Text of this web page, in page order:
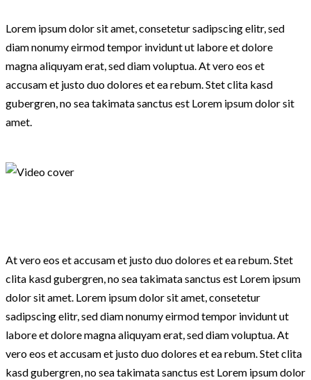
Lorem ipsum dolor sit amet, consetetur sadipscing elitr, sed
diam nonumy eirmod tempor invidunt ut labore et dolore
magna aliquyam erat, sed diam voluptua. At vero eos et
accusam et justo duo dolores et ea rebum. Stet clita kasd
gubergren, no sea takimata sanctus est Lorem ipsum dolor sit
amet.
At vero eos et accusam et justo duo dolores et ea rebum. Stet
clita kasd gubergren, no sea takimata sanctus est Lorem ipsum
dolor sit amet. Lorem ipsum dolor sit amet, consetetur
sadipscing elitr, sed diam nonumy eirmod tempor invidunt ut
labore et dolore magna aliquyam erat, sed diam voluptua. At
vero eos et accusam et justo duo dolores et ea rebum. Stet clita
kasd gubergren, no sea takimata sanctus est Lorem ipsum dolor